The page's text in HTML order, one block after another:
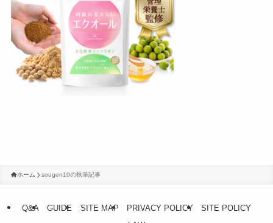
ホーム sougen10の執筆記事
Q&A GUIDE SITE MAP PRIVACY POLICY
SITE POLICY